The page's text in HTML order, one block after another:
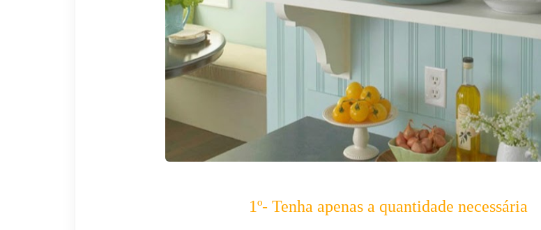
1º- Tenha apenas a quantidade necessária